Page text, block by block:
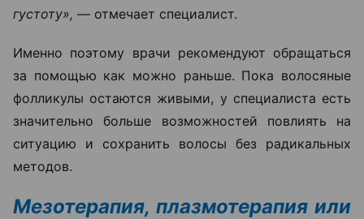
густоту», — отмечает специалист.
Именно поэтому врачи рекомендуют обращаться
за помощью как можно раньше. Пока волосяные
фолликулы остаются живыми, у специалиста есть
значительно больше возможностей повлиять на
ситуацию и сохранить волосы без радикальных
методов.
Мезотерапия, плазмотерапия или